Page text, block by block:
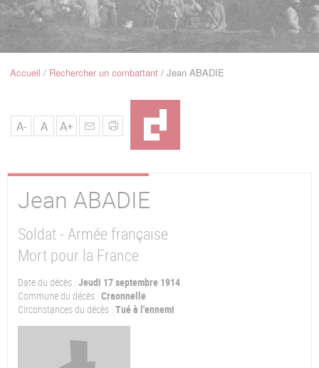
Navigation
FilAccueil Rechercher un combattant Jean ABADIE
A- A A+
Jean ABADIE
Soldat - Armée française
Mort pour la France
Date du décès : Jeudi 17 septembre 1914
Commune du décès : Craonnelle
Circonstances du décès : Tué à l'ennemi